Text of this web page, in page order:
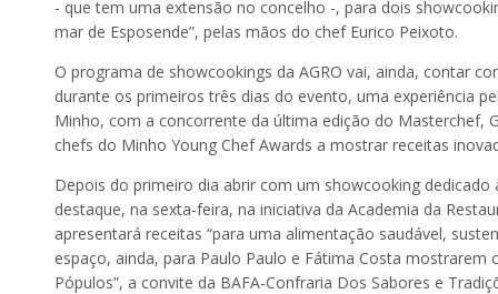
- que tem uma extensão no concelho -, para dois
mar de Esposende”, pelas mãos do chef Eurico Peixoto.
O programa de showcookings da AGRO vai, ainda, contar
durante os primeiros três dias do evento, uma experiência
Minho, com a concorrente da última edição do Masterchef,
chefs do Minho Young Chef Awards a mostrar receitas
Depois do primeiro dia abrir com um showcooking
destaque, na sexta-feira, na iniciativa da Academia da
apresentará receitas “para uma alimentação saudável,
espaço, ainda, para Paulo Paulo e Fátima Costa mostrarem
Pópulos”, a convite da BAFA-Confraria Dos Sabores e